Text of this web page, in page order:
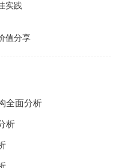
实践
值分享
全面分析
析